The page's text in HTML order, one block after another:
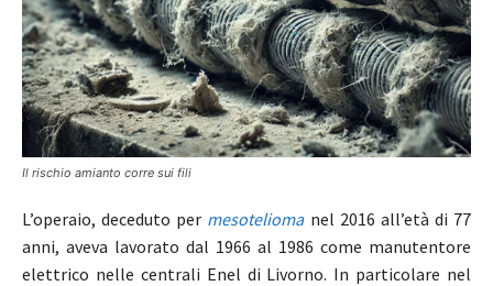
Il rischio amianto corre sui fili
L’operaio, deceduto per mesoteliomanel 2016 all’età di 77
anni, aveva lavorato dal 1966 al 1986 come manutentore
elettrico nelle centrali Enel di Livorno. In particolare nel